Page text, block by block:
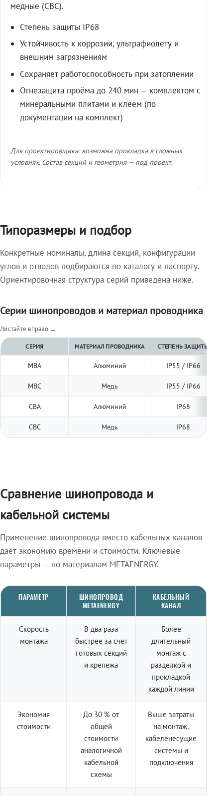
медные (СВС).
Степень защиты IP68
Устойчивость к коррозии, ультрафиолету и
внешним загрязнениям
Сохраняет работоспособность при затоплении
Огнезащита проёма до 240 мин — комплектом с
минеральными плитами и клеем (по
документации на комплект)
Для проектировщика: возможна прокладка в сложных
условиях. Состав секций и геометрия — под проект.
Типоразмеры и подбор
Конкретные номиналы, длина секций, конфигурации
углов и отводов подбираются по каталогу и паспорту.
Ориентировочная структура серий приведена ниже.
Серии шинопроводов и материал проводника
Листайте вправо →
СЕРИЯ МАТЕРИАЛ ПРОВОДНИКА СТЕПЕНЬ ЗАЩИТЫ
МВА Алюминий IP55 / IP66
МВС Медь IP55 / IP66
СВА Алюминий IP68
СВС Медь IP68
Сравнение шинопровода и
кабельной системы
Применение шинопровода вместо кабельных каналов
даёт экономию времени и стоимости. Ключевые
параметры — по материалам METAENERGY.
ПАРАМЕТР
ШИНОПРОВОД
METAENERGY
КАБЕЛЬНЫЙ
КАНАЛ
Скорость
монтажа
В два раза
быстрее за счёт
готовых секций
и крепежа
Более
длительный
монтаж с
разделкой и
прокладкой
каждой линии
Экономия
стоимости
До 30 % от
общей
стоимости
аналогичной
кабельной
схемы
Выше затраты
на монтаж,
кабеленесущие
системы и
подключения